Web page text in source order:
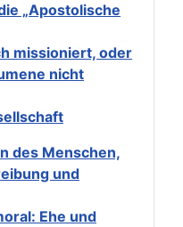
„Apostolische
missioniert, oder
nicht
des Menschen,
und
Ehe und